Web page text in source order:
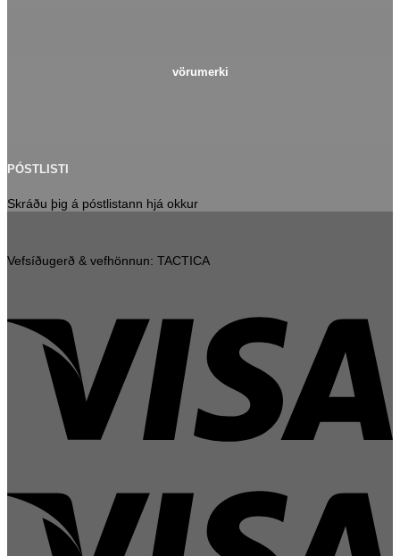
vörumerki
PÓSTLISTI
Skráðu þig á póstlistann hjá okkur
Vefsíðugerð & vefhönnun: TACTICA